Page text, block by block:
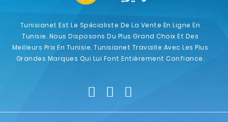
Tunisianet Est Le Spécialiste De La Vente En Ligne En
Tunisie. Nous Disposons Du Plus Grand Choix Et Des
Meilleurs Prix En Tunisie. Tunisianet Travaille Avec Les Plus
Grandes Marques Qui Lui Font Entièrement Confiance.